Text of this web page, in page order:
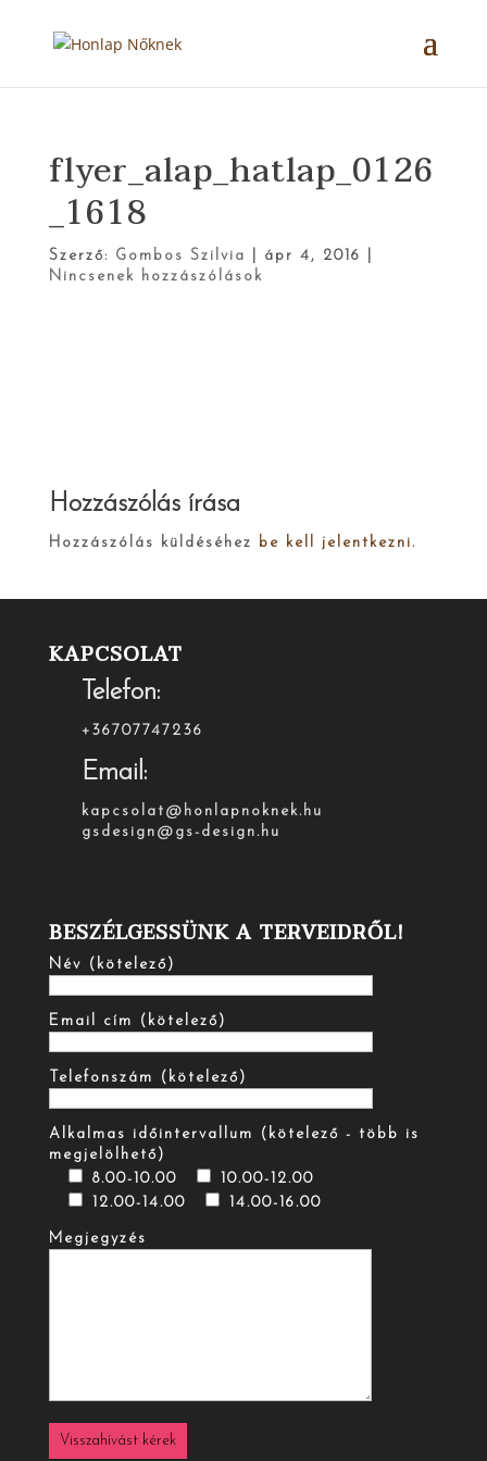
flyer_alap_hatlap_0126
_1618
Szerző: Gombos Szilvia ápr 4, 2016
Nincsenek hozzászólások
Hozzászólás írása
Hozzászólás küldéséhez be kell jelentkezni.
KAPCSOLAT
Telefon:
+36707747236
Email:
kapcsolat@honlapnoknek.hu
gsdesign@gs-design.hu
BESZÉLGESSÜNK A TERVEIDRŐL!
Név (kötelező)
Email cím (kötelező)
Telefonszám (kötelező)
Alkalmas időintervallum (kötelező - több is
megjelölhető)
8.00-10.00
10.00-12.00
12.00-14.00
14.00-16.00
Megjegyzés